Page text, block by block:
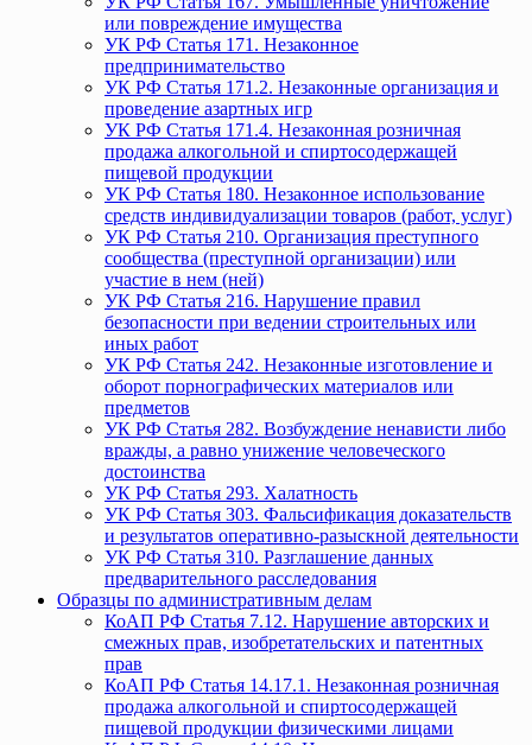
или повреждение имущества
УК РФ Статья 171. Незаконное
предпринимательство
УК РФ Статья 171.2. Незаконные организация и
проведение азартных игр
УК РФ Статья 171.4. Незаконная розничная
продажа алкогольной и спиртосодержащей
пищевой продукции
УК РФ Статья 180. Незаконное использование
средств индивидуализации товаров (работ, услуг)
УК РФ Статья 210. Организация преступного
сообщества (преступной организации) или
участие в нем (ней)
УК РФ Статья 216. Нарушение правил
безопасности при ведении строительных или
иных работ
УК РФ Статья 242. Незаконные изготовление и
оборот порнографических материалов или
предметов
УК РФ Статья 282. Возбуждение ненависти либо
вражды, а равно унижение человеческого
достоинства
УК РФ Статья 293. Халатность
УК РФ Статья 303. Фальсификация доказательств
и результатов оперативно-разыскной деятельности
УК РФ Статья 310. Разглашение данных
предварительного расследования
Образцы по административным делам
КоАП РФ Статья 7.12. Нарушение авторских и
смежных прав, изобретательских и патентных
прав
КоАП РФ Статья 14.17.1. Незаконная розничная
продажа алкогольной и спиртосодержащей
пищевой продукции физическими лицами